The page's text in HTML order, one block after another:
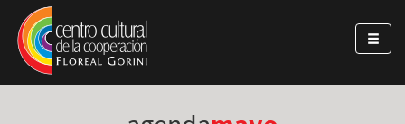
Pasar al contenido principal
Jump to main content